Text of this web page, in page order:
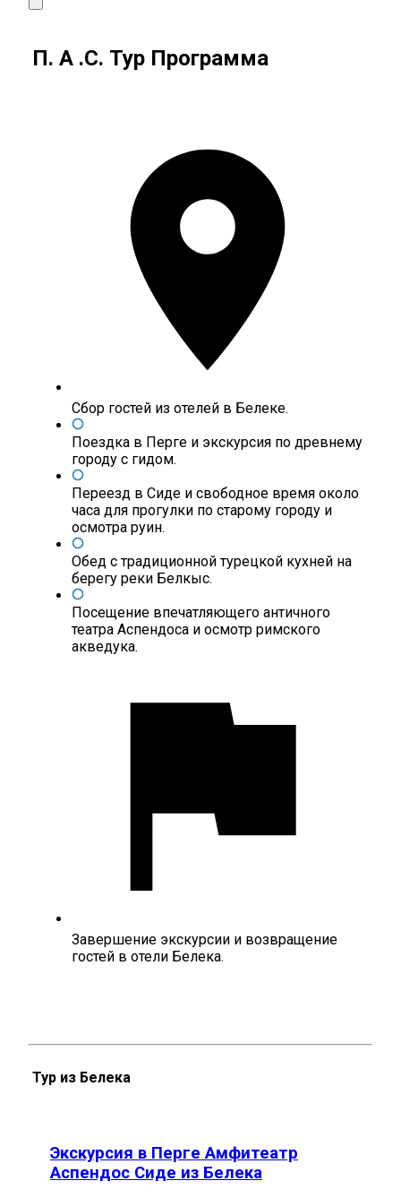
П. А .С. Тур Программа
Сбор гостей из отелей в Белеке.
Поездка в Перге и экскурсия по древнему
городу с гидом.
Переезд в Сиде и свободное время около
часа для прогулки по старому городу и
осмотра руин.
Обед с традиционной турецкой кухней на
берегу реки Белкыс.
Посещение впечатляющего античного
театра Аспендоса и осмотр римского
акведука.
Завершение экскурсии и возвращение
гостей в отели Белека.
Тур из Белека
Экскурсия в Перге Амфитеатр
Аспендос Сиде из Белека